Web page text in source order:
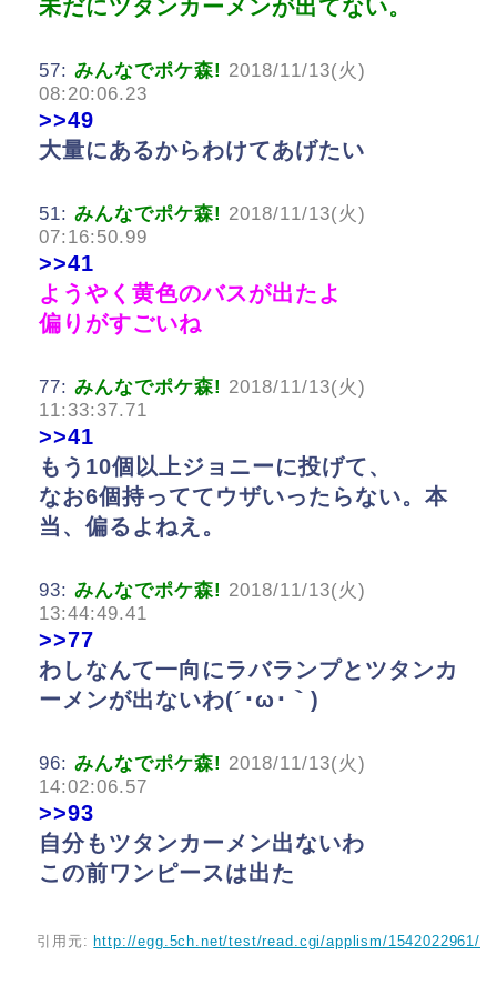
未だにツタンカーメンが出てない。
57: みんなでポケ森! 2018/11/13(火)
08:20:06.23
>>49
大量にあるからわけてあげたい
51: みんなでポケ森! 2018/11/13(火)
07:16:50.99
>>41
ようやく黄色のバスが出たよ
偏りがすごいね
77: みんなでポケ森! 2018/11/13(火)
11:33:37.71
>>41
もう10個以上ジョニーに投げて、
なお6個持っててウザいったらない。本
当、偏るよねえ。
93: みんなでポケ森! 2018/11/13(火)
13:44:49.41
>>77
わしなんて一向にラバランプとツタンカ
ーメンが出ないわ(´･ω･｀)
96: みんなでポケ森! 2018/11/13(火)
14:02:06.57
>>93
自分もツタンカーメン出ないわ
この前ワンピースは出た
引用元:http://egg.5ch.net/test/read.cgi/applism/1542022961/